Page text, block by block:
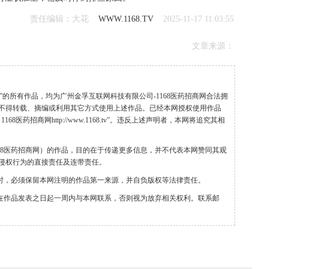
责任编辑：大花 WWW.1168.TV 2025-11-17 11:03:55
文章来源：
的所有作品，均为广州金孚互联网科技有限公司-1168医药招商网合法拥
得转载、摘编或利用其它方式使用上述作品。已经本网授权使用作品
医药招商网http://www.1168.tv”。违反上述声明者，本网将追究其相
医药招商网）的作品，目的在于传递更多信息，并不代表本网赞同其观
行为的直接责任及连带责任。
必须保留本网注明的作品第一来源，并自负版权等法律责任。
品发表之日起一周内与本网联系，否则视为放弃相关权利。联系邮